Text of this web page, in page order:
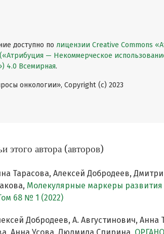
доступно по лицензии Creative Commons
— Некоммерческое
4.0 Всемирная.
онкологии», Copyright (c) 2023
этого автора (авторов)
Тарасова, Алексей Добродеев,
Молекулярные маркеры развития
68 № 1 (2022)
Добродеев, А. Августинович,